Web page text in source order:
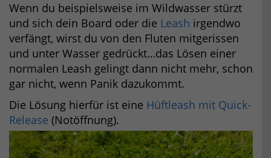
Wenn du beispielsweise im Wildwasser stürzt
und sich dein Board oder die Leash irgendwo
verfängt, wirst du von den Fluten mitgerissen
und unter Wasser gedrückt…das Lösen einer
normalen Leash gelingt dann nicht mehr, schon
gar nicht, wenn Panik dazukommt.
Die Lösung hierfür ist eine Hüftleash mit Quick-
Release (Notöffnung).